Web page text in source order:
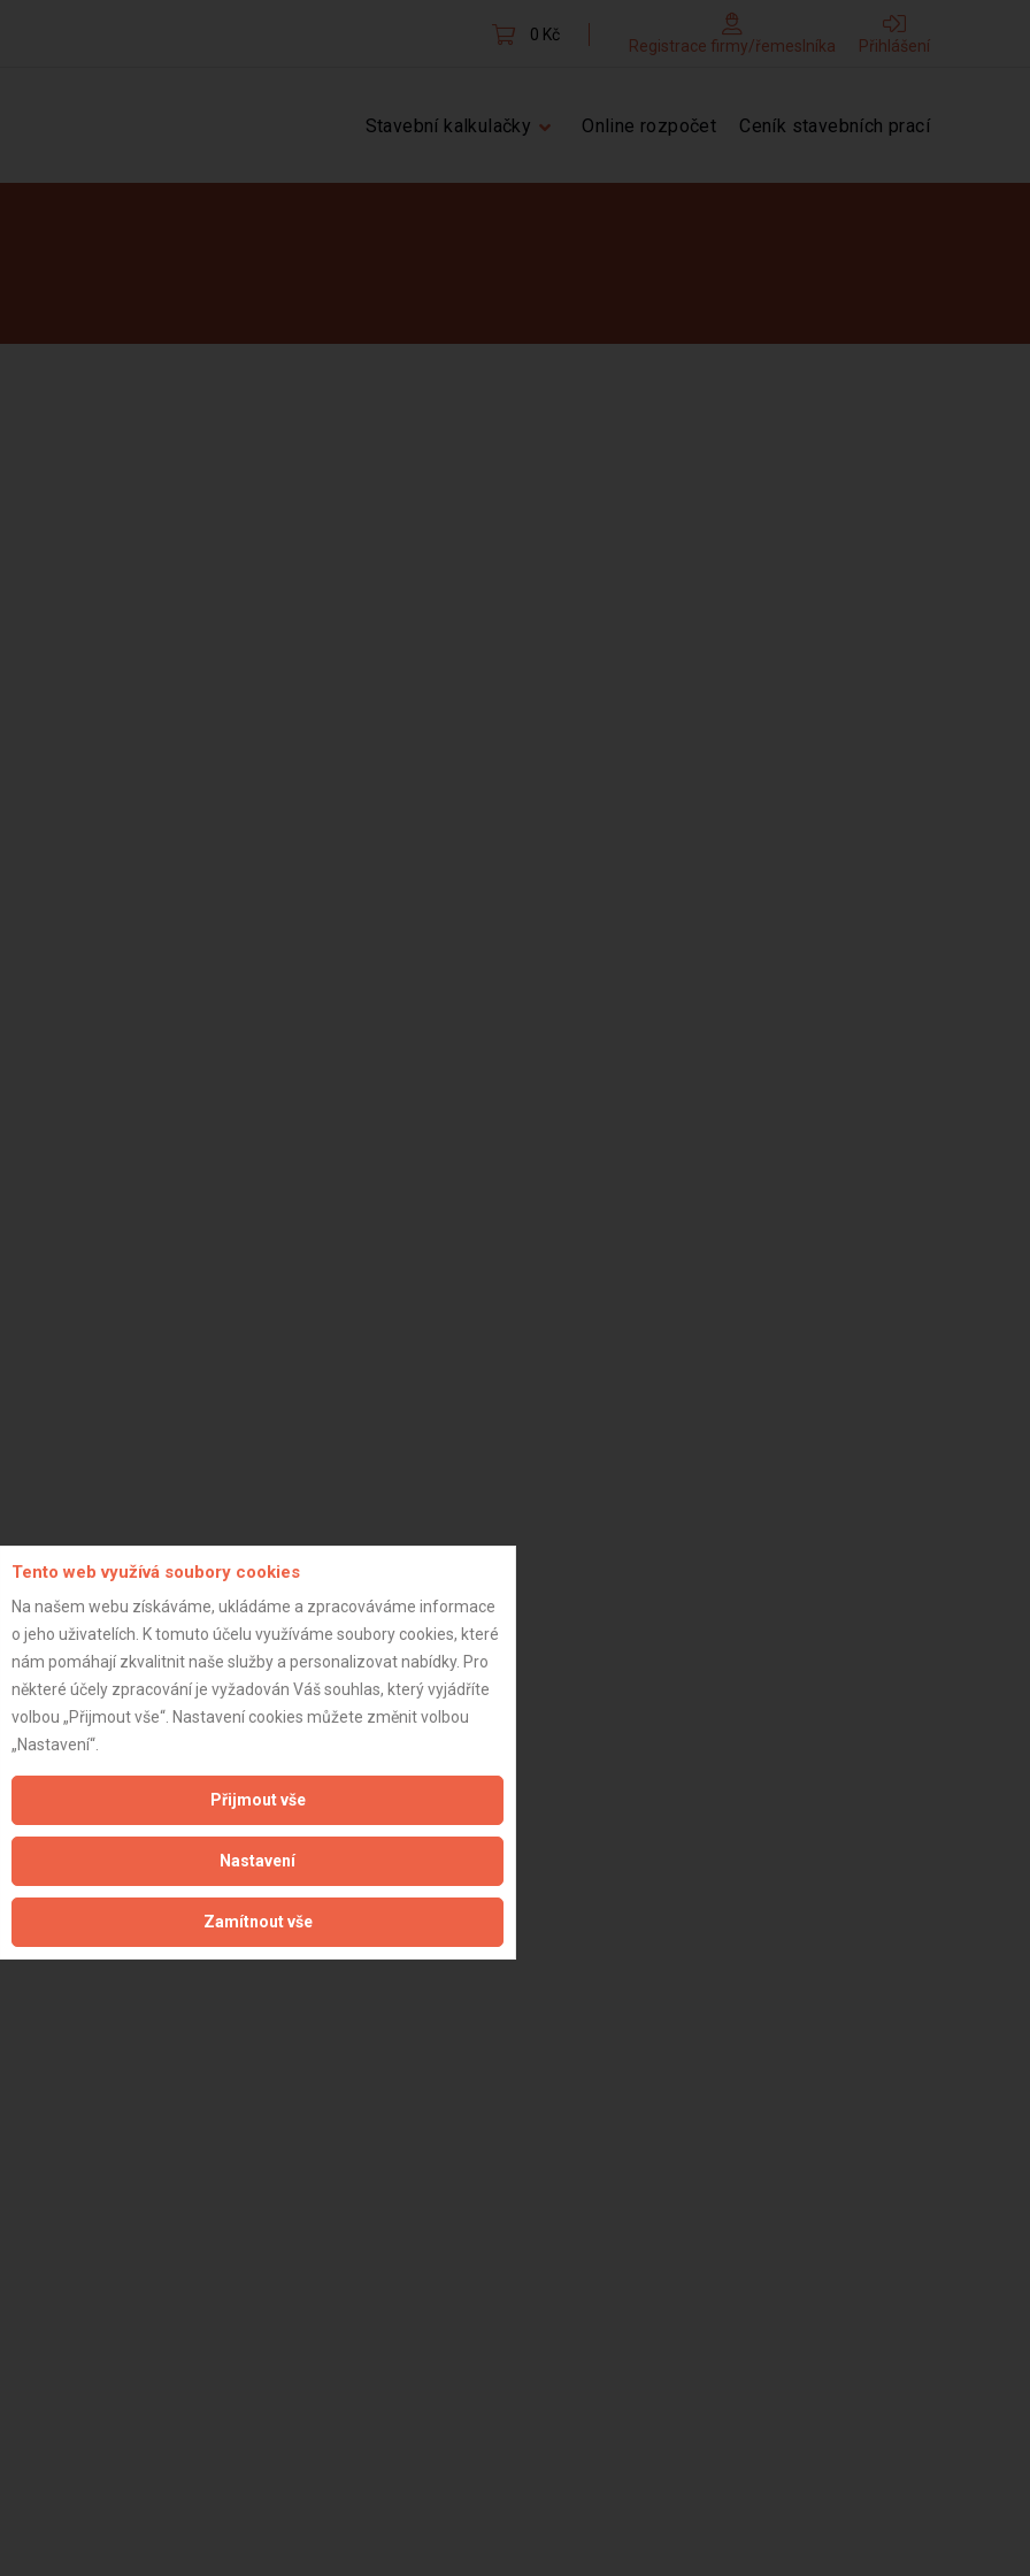
0 Kč
Registrace firmy/řemeslníka Přihlášení
Stavební kalkulačky Online rozpočet Ceník stavebních prací
Tento web využívá soubory cookies
Na našem webu získáváme, ukládáme a zpracováváme informace
o jeho uživatelích. K tomuto účelu využíváme soubory cookies, které
nám pomáhají zkvalitnit naše služby a personalizovat nabídky. Pro
některé účely zpracování je vyžadován Váš souhlas, který vyjádříte
volbou „Přijmout vše“. Nastavení cookies můžete změnit volbou
„Nastavení“.
Přijmout vše
Nastavení
Zamítnout vše